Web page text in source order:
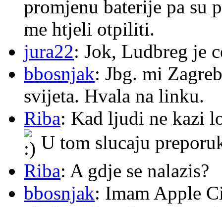
promjenu baterije pa su
me htjeli otpiliti.
jura22: Jok, Ludbreg je
bbosnjak: Jbg. mi
svijeta. Hvala na linku.
Riba: Kad ljudi ne kazi
U tom slucaju
Riba: A gdje se nalazis?
bbosnjak: Imam Apple